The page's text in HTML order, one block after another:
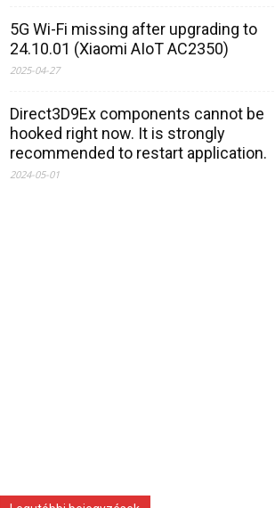
5G Wi-Fi missing after upgrading to
24.10.01 (Xiaomi AIoT AC2350)
2025-04-27
Direct3D9Ex components cannot be
hooked right now. It is strongly
recommended to restart application.
2024-05-01